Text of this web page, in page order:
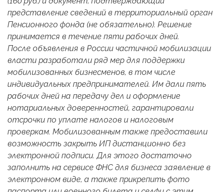
представление сведений в территориальный орган
Пенсионного фонда (не обязательно). Решение
принимается в течение пяти рабочих дней.
После объявления в России частичной мобилизации
власти разработали ряд мер для поддержки
мобилизованных бизнесменов, в том числе
индивидуальных предпринимателей. Им дали пять
рабочих дней на передачу дел и оформление
нотариальных доверенностей, гарантировали
отсрочки по уплате налогов и налоговым
проверкам. Мобилизованным также предоставили
возможность закрыть ИП дистанционно без
электронной подписи. Для этого достаточно
заполнить на сервисе ФНС для бизнеса заявление в
электронном виде, а также прикрепить фото